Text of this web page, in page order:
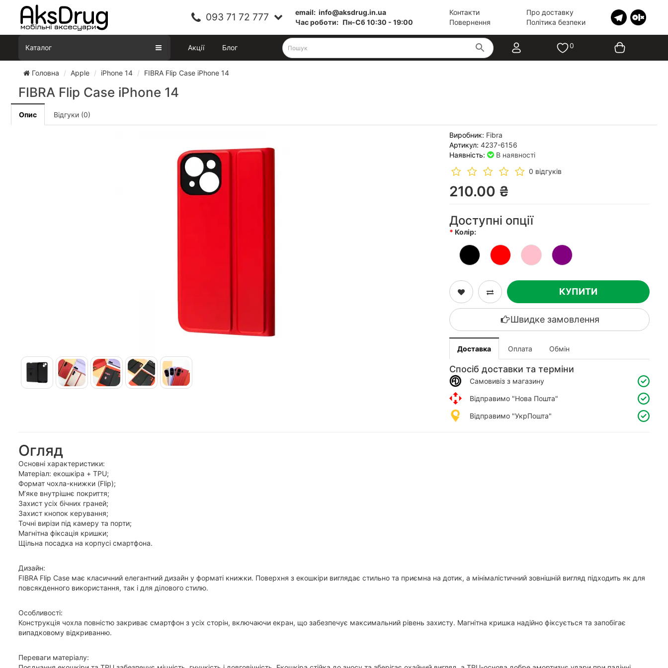
093 71 72 777 email: info@aksdrug.in.ua
Час роботи: Пн-Cб 10:30 - 19:00
Контакти
Повернення
Про доставку
Політика безпеки
Каталог Акції Блог 0
Головна Apple iPhone 14 FIBRA Flip Case iPhone 14
FIBRA Flip Case iPhone 14
Опис Відгуки (0)
Виробник: Fibra
Артикул: 4237-6156
Наявність:
В наявності
0 відгуків
210.00 ₴
Доступні опції
Колір:
КУПИТИ
Швидке замовлення
Доставка Оплата Обмін
Спосіб доставки та терміни
Самовивіз з магазину
Відправимо "Нова Пошта"
Відправимо "УкрПошта"
Огляд
Основні характеристики:
Матеріал: екошкіра + TPU;
Формат чохла-книжки (Flip);
М’яке внутрішнє покриття;
Захист усіх бічних граней;
Захист кнопок керування;
Точні вирізи під камеру та порти;
Магнітна фіксація кришки;
Щільна посадка на корпусі смартфона.
Дизайн:
FIBRA Flip Case має класичний елегантний дизайн у форматі книжки. Поверхня з екошкіри виглядає стильно та приємна на дотик, а мінімалістичний зовнішній вигляд підходить як для
повсякденного використання, так і для ділового стилю.
Особливості:
Конструкція чохла повністю закриває смартфон з усіх сторін, включаючи екран, що забезпечує максимальний рівень захисту. Магнітна кришка надійно фіксується та запобігає
випадковому відкриванню.
Переваги матеріалу: